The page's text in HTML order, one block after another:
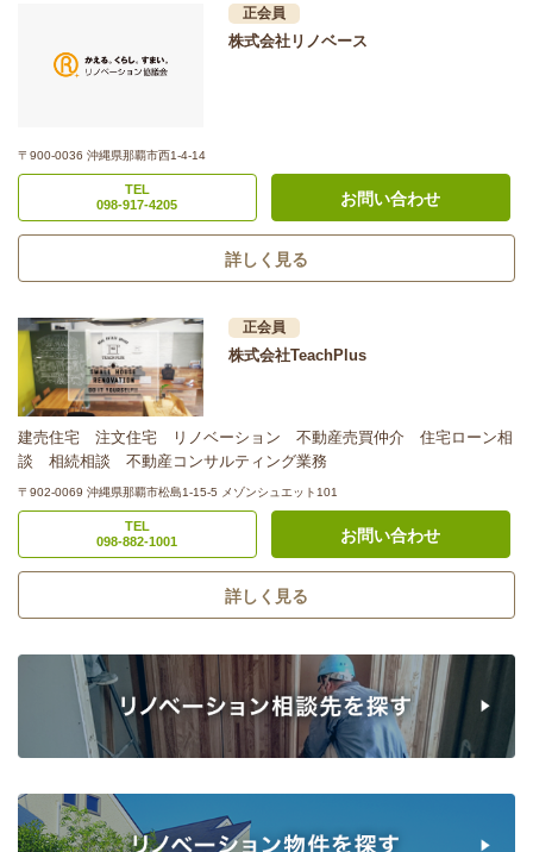
正会員
株式会社リノベース
〒900-0036 沖縄県那覇市西1-4-14
TEL
098-917-4205
お問い合わせ
詳しく見る
正会員
株式会社TeachPlus
建売住宅 注文住宅 リノベーション 不動産売買仲介 住宅ローン相
談 相続相談 不動産コンサルティング業務
〒902-0069 沖縄県那覇市松島1-15-5 メゾンシュエット101
TEL
098-882-1001
お問い合わせ
詳しく見る